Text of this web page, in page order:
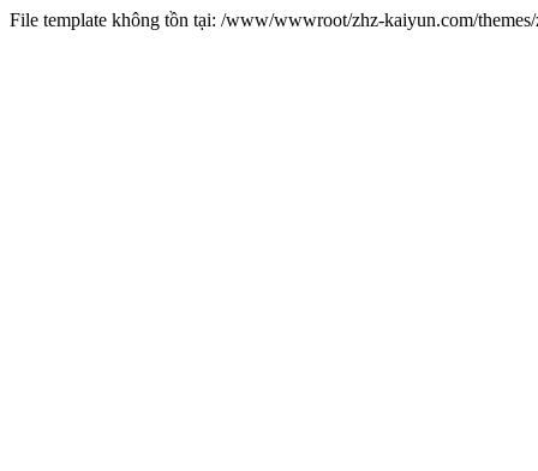
File template không tồn tại: /www/wwwroot/zhz-kaiyun.com/